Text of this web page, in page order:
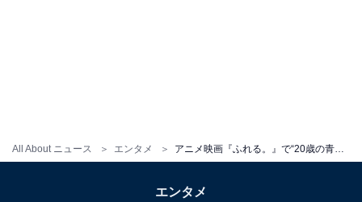
All About ニュース エンタメ アニメ映画『ふれる。』で“20歳の青年”を主人公にした意味は？ 挑戦的かつ優しい3つのポイントを解説
エンタメ